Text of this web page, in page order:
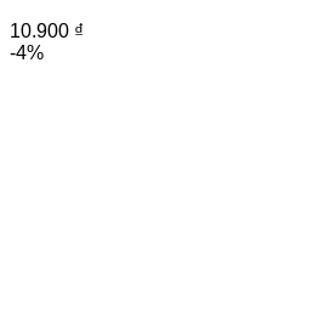
10.900 ₫
-4%